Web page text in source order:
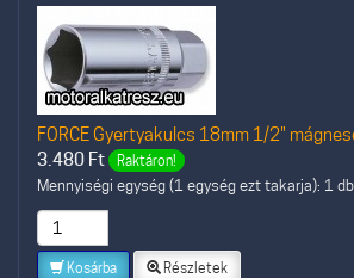
FORCE Gyertyakulcs 18mm 1/2"
3.480 Ft Raktáron!
Mennyiségi egység (1 egység ezt takarja): 1 db
Kosárba Részletek